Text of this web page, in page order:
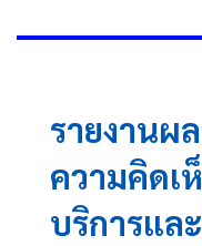
รายงานผ
ความคิดเ
บริการแล